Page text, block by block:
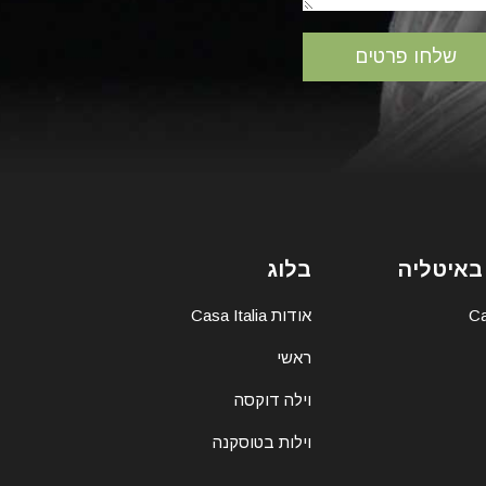
בלוג
אודות Casa Italia
ראשי
וילה דוקסה
וילות בטוסקנה